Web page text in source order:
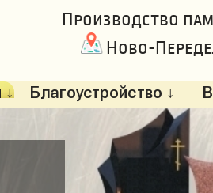
Производство
Ново-
↓ Благоустройство ↓